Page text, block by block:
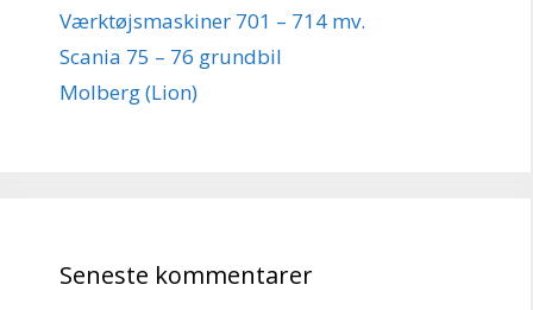
Værktøjsmaskiner 701 – 714 mv.
Scania 75 – 76 grundbil
Molberg (Lion)
Seneste kommentarer